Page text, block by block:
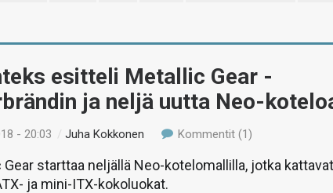
esitteli Metallic Gear -
ja neljä uutta Neo-
- 20:03 /Juha Kokkonen Kommentit (1)
Gear starttaa neljällä Neo-kotelomallilla, jotka
ja mini-ITX-kokoluokat.